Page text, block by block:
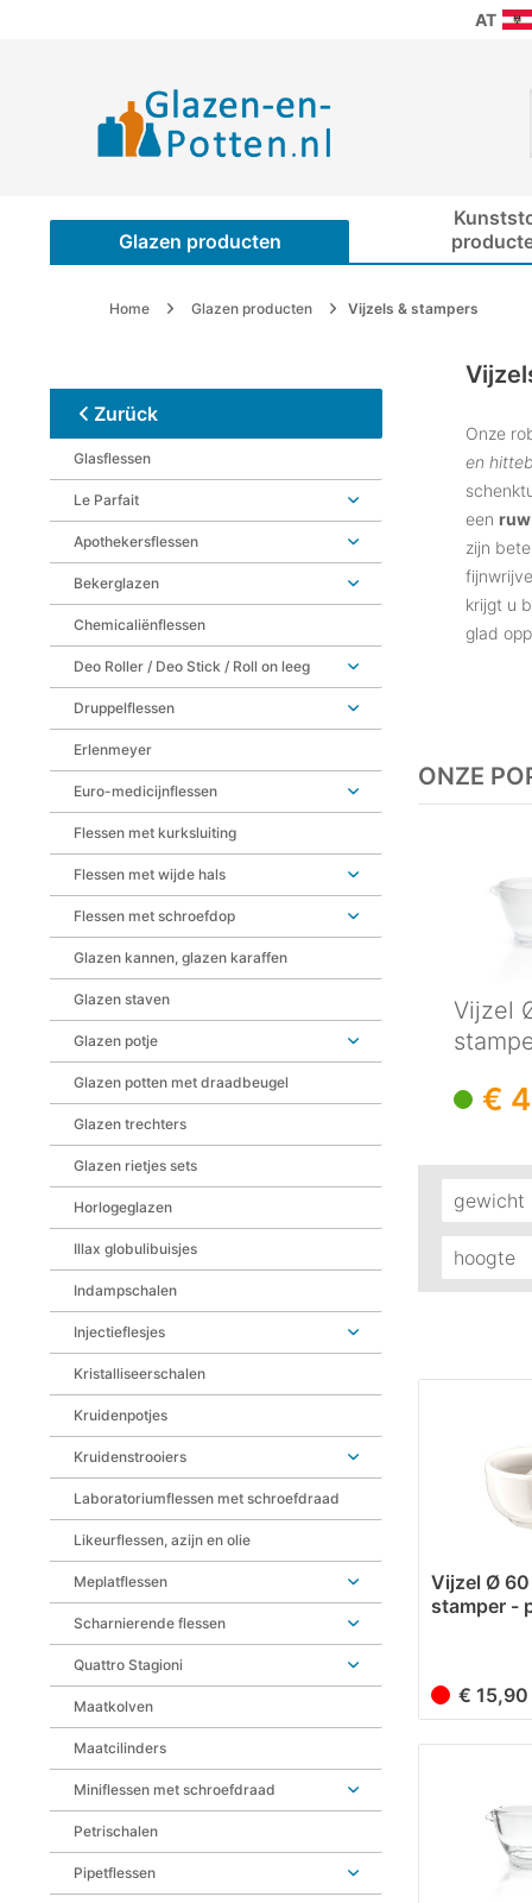
AT
Glazen producten
Home Glazen producten Vijzels & stampers
Zurück
Glasflessen
Le Parfait
Apothekersflessen
Bekerglazen
Chemicaliënflessen
Deo Roller / Deo Stick / Roll on leeg
Druppelflessen
Erlenmeyer
Euro-medicijnflessen
Flessen met kurksluiting
Flessen met wijde hals
Flessen met schroefdop
Glazen kannen, glazen karaffen
Glazen staven
Glazen potje
Glazen potten met draadbeugel
Glazen trechters
Glazen rietjes sets
Horlogeglazen
Illax globulibuisjes
Indampschalen
Injectieflesjes
Kristalliseerschalen
Kruidenpotjes
Kruidenstrooiers
Laboratoriumflessen met schroefdraad
Likeurflessen, azijn en olie
Meplatflessen
Scharnierende flessen
Quattro Stagioni
Maatkolven
Maatcilinders
Miniflessen met schroefdraad
Petrischalen
Pipetflessen
Onze
en
een
zijn
krijgt u
glad
ONZE
Vijzel
€
gewicht
160 g
275
473
hoogte
Vijzel Ø
stamper -
€ 15,90